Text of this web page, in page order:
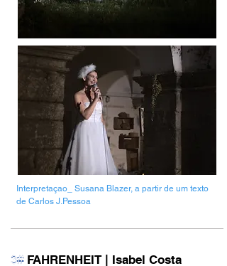
Interpretaçao_ Susana Blazer, a partir de um texto
de Carlos J.Pessoa
3#FAHRENHEIT | Isabel Costa